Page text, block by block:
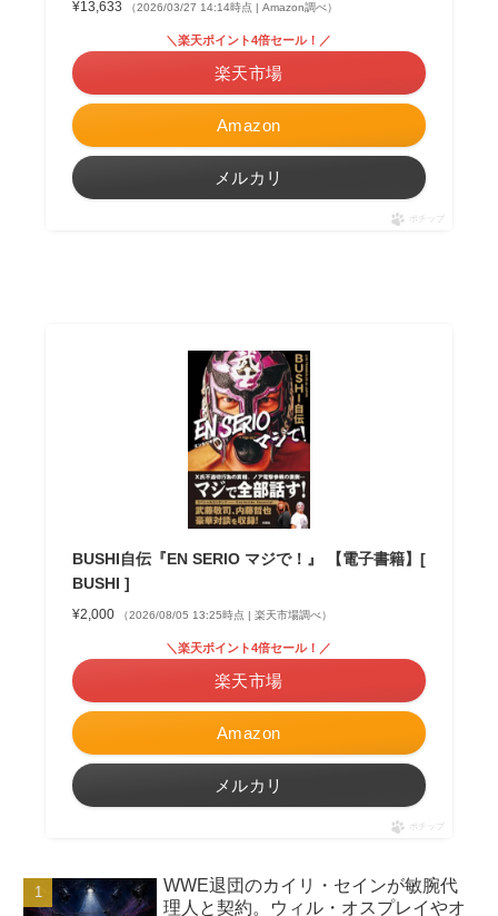
¥13,633 （2026/03/27 14:14時点 | Amazon調べ）
Amazon
＼楽天ポイント4倍セール！／
楽天市場
メルカリ
ポチップ
BUSHI自伝『EN SERIO マジで！』 【電子書籍】[
BUSHI ]
¥2,000 （2026/08/05 13:25時点 | 楽天市場調べ）
Amazon
＼楽天ポイント4倍セール！／
楽天市場
メルカリ
ポチップ
WWE退団のカイリ・セインが敏腕代
理人と契約。ウィル・オスプレイやオ